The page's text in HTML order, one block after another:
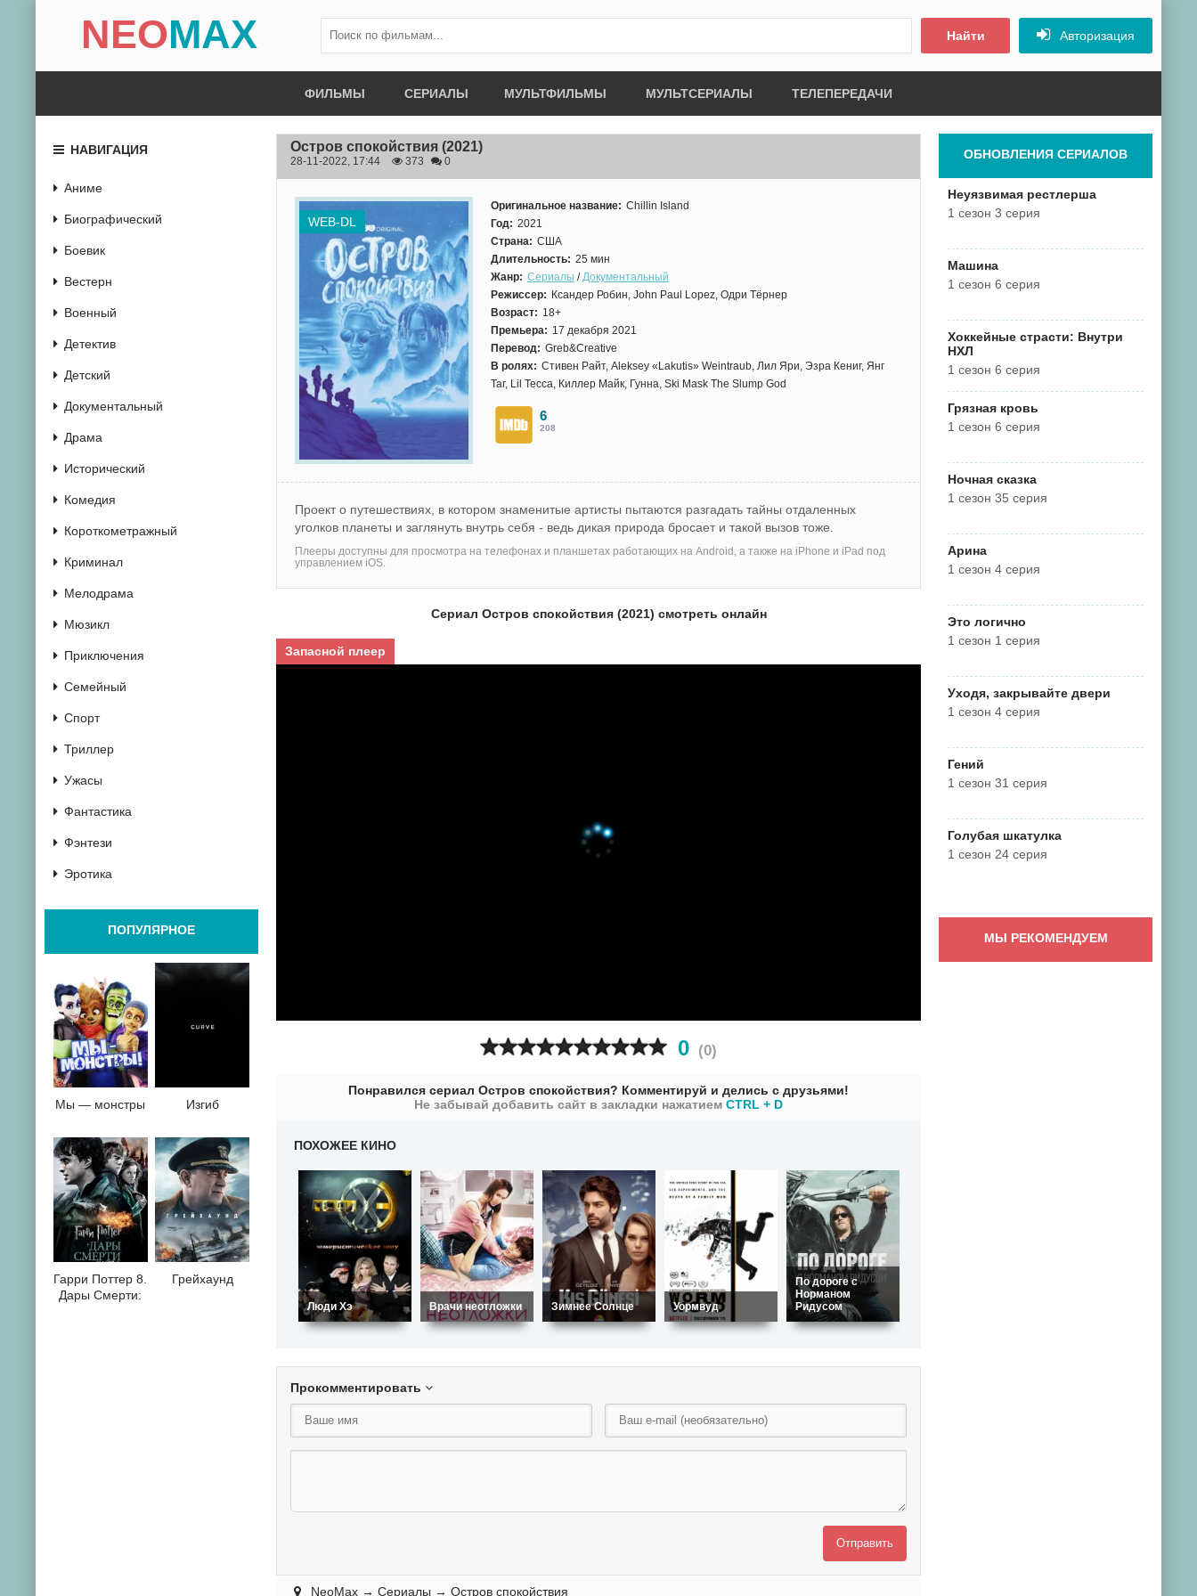
NEOMAX Найти Авторизация
ФИЛЬМЫ СЕРИАЛЫ МУЛЬТФИЛЬМЫ МУЛЬТСЕРИАЛЫ ТЕЛЕПЕРЕДАЧИ
Остров спокойствия (2021)
28-11-2022, 17:44 373 0
WEB-DL
Оригинальное название: Chillin Island
Год: 2021
Страна: США
Длительность: 25 мин
Жанр: Сериалы /Документальный
Режиссер: Ксандер Робин, John Paul Lopez, Одри Тёрнер
Возраст: 18+
Премьера: 17 декабря 2021
Перевод: Greb&Creative
В ролях: Стивен Райт, Aleksey «Lakutis» Weintraub, Лил Яри, Эзра Кениг, Янг
Таг, Lil Tecca, Киллер Майк, Гунна, Ski Mask The Slump God
6
208
Проект о путешествиях, в котором знаменитые артисты пытаются разгадать тайны отдаленных
уголков планеты и заглянуть внутрь себя - ведь дикая природа бросает и такой вызов тоже.
Плееры доступны для просмотра на телефонах и планшетах работающих на Android, а также на iPhone и iPad под
управлением iOS.
Сериал Остров спокойствия (2021) смотреть онлайн
Запасной плеер
01 2 3 4 0 (0)
Понравился сериал Остров спокойствия? Комментируй и делись с друзьями!
Не забывай добавить сайт в закладки нажатием CTRL + D
ПОХОЖЕЕ КИНО
Люди Хэ Врачи неотложки Зимнее Солнце Уормвуд
По дороге с
Норманом
Ридусом
Прокомментировать
Отправить
NeoMax → Сериалы → Остров спокойствия
НАВИГАЦИЯ
Аниме
Биографический
Боевик
Вестерн
Военный
Детектив
Детский
Документальный
Драма
Исторический
Комедия
Короткометражный
Криминал
Мелодрама
Мюзикл
Приключения
Семейный
Спорт
Триллер
Ужасы
Фантастика
Фэнтези
Эротика
ПОПУЛЯРНОЕ
Мы — монстры Изгиб
Гарри Поттер 8.
Дары Смерти:
Грейхаунд
ОБНОВЛЕНИЯ СЕРИАЛОВ
Неуязвимая рестлерша
1 сезон 3 серия
Машина
1 сезон 6 серия
Хоккейные страсти: Внутри
НХЛ
1 сезон 6 серия
Грязная кровь
1 сезон 6 серия
Ночная сказка
1 сезон 35 серия
Арина
1 сезон 4 серия
Это логично
1 сезон 1 серия
Уходя, закрывайте двери
1 сезон 4 серия
Гений
1 сезон 31 серия
Голубая шкатулка
1 сезон 24 серия
МЫ РЕКОМЕНДУЕМ